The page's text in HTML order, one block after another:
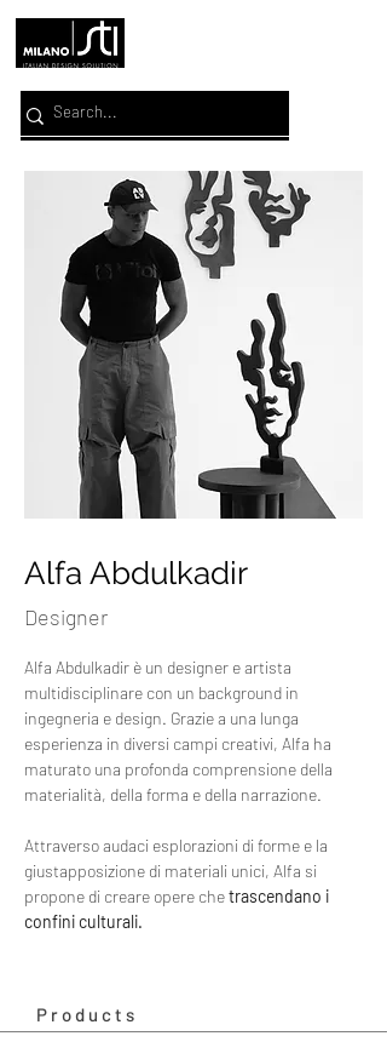
Alfa Abdulkadir
Designer
Alfa Abdulkadir è un designer e artista
multidisciplinare con un background in
ingegneria e design. Grazie a una lunga
esperienza in diversi campi creativi, Alfa ha
maturato una profonda comprensione della
materialità, della forma e della narrazione.
Attraverso audaci esplorazioni di forme e la
giustapposizione di materiali unici, Alfa si
propone di creare opere chetrascendano i
confini culturali.
Products